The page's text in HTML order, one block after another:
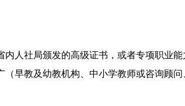
人社局颁发的高级证书，或者专项职业
早教及幼教机构、中小学教师或咨询顾